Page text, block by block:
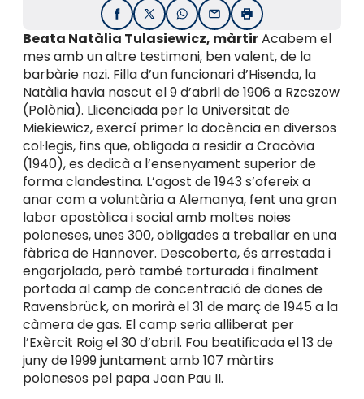
FacebookX / TwitterWhatsApp
EmailImprimir
Beata Natàlia Tulasiewicz, màrtirAcabem el
mes amb un altre testimoni, ben valent, de la
barbàrie nazi. Filla d’un funcionari d’Hisenda, la
Natàlia havia nascut el 9 d’abril de 1906 a Rzcszow
(Polònia). Llicenciada per la Universitat de
Miekiewicz, exercí primer la docència en diversos
col·legis, fins que, obligada a residir a Cracòvia
(1940), es dedicà a l’ensenyament superior de
forma clandestina. L’agost de 1943 s’ofereix a
anar com a voluntària a Alemanya, fent una gran
labor apostòlica i social amb moltes noies
poloneses, unes 300, obligades a treballar en una
fàbrica de Hannover. Descoberta, és arrestada i
engarjolada, però també torturada i finalment
portada al camp de concentració de dones de
Ravensbrück, on morirà el 31 de març de 1945 a la
càmera de gas. El camp seria alliberat per
l’Exèrcit Roig el 30 d’abril. Fou beatificada el 13 de
juny de 1999 juntament amb 107 màrtirs
polonesos pel papa Joan Pau II.